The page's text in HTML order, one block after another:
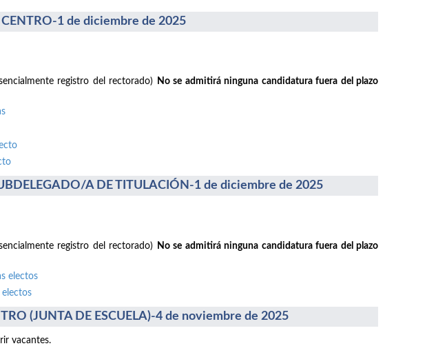
1 de diciembre de 2025
registro del rectorado)
No se admitirá ninguna candidatura fuera del plazo
A DE TITULACIÓN-1 de diciembre de 2025
registro del rectorado)
No se admitirá ninguna candidatura fuera del plazo
electos
(JUNTA DE ESCUELA)-4 de noviembre de 2025
vacantes.